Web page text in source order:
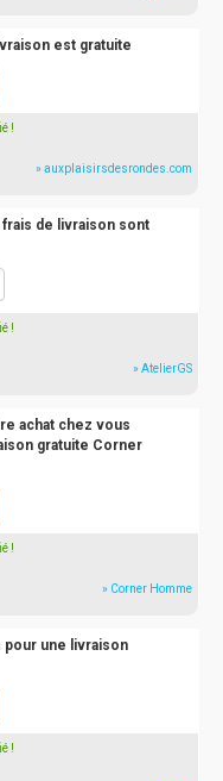
est gratuite
!
» auxplaisirsdesrondes.com
frais de livraison sont
!
» AtelierGS
achat chez vous
gratuite Corner
!
» Corner Homme
une livraison
!